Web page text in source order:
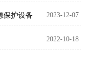
护设备 2023-12-07
2022-10-18